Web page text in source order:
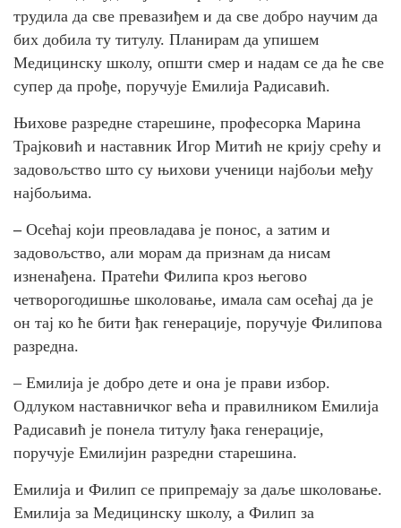
трудила да све превазиђем и да све добро научим да
бих добила ту титулу. Планирам да упишем
Медицинску школу, општи смер и надам се да ће све
супер да прође, поручује Емилија Радисавић.
Њихове разредне старешине, професорка Марина
Трајковић и наставник Игор Митић не крију срећу и
задовољство што су њихови ученици најбољи међу
најбољима.
– Осећај који преовладава је понос, а затим и
задовољство, али морам да признам да нисам
изненађена. Пратећи Филипа кроз његово
четворогодишње школовање, имала сам осећај да је
он тај ко ће бити ђак генерације, поручује Филипова
разредна.
– Емилија је добро дете и она је прави избор.
Одлуком наставничког већа и правилником Емилија
Радисавић је понела титулу ђака генерације,
поручује Емилијин разредни старешина.
Емилија и Филип се припремају за даље школовање.
Емилија за Медицинску школу, а Филип за